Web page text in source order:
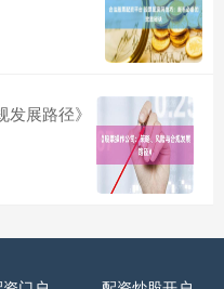
展路径》